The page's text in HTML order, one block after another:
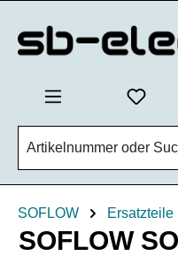
SOFLOW Ersatzteile
SOFLOW